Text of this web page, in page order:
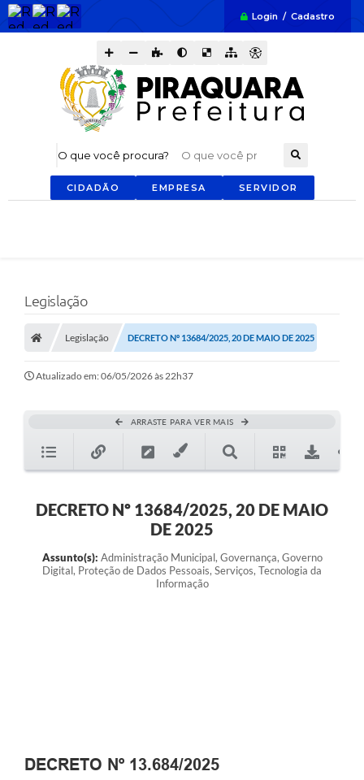
Login / Cadastro
O que você procura?
CIDADÃO EMPRESA SERVIDOR
Legislação
Legislação DECRETO Nº 13684/2025, 20 DE MAIO DE 2025
Atualizado em: 06/05/2026 às 22h37
ARRASTE PARA VER MAIS
DECRETO Nº 13684/2025, 20 DE MAIO
DE 2025
Assunto(s): Administração Municipal, Governança, Governo
Digital, Proteção de Dados Pessoais, Serviços, Tecnologia da
Informação
DECRETO Nº 13.684/2025